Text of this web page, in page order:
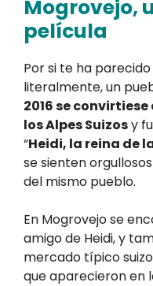
Mogrovejo,
película
Por si te ha
literalmente, un
2016 se
los Alpes Suizosy
“Heidi, la reina de
se sienten
del mismo pueblo.
En Mogrovejo se
amigo de Heidi, y
mercado típico
que aparecieron en